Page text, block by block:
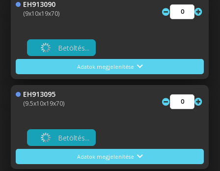
EH913090
(9x10x19x70)
Betöltés...
Adatok megjelenítése
EH913095
(9.5x10x19x70)
Betöltés...
Adatok megjelenítése